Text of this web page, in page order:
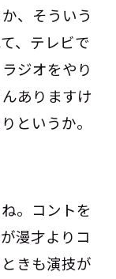
、そういう
、テレビで
ジオをやり
ありますけ
というか。
。コントを
漫才よりコ
きも演技が